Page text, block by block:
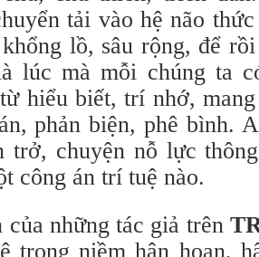
tải vào hệ não
lồ, sâu rộng, để
lúc mà mỗi chúng ta
từ hiểu biết, trí nhớ,
phản biện, phê bình.
trở, chuyện nỗ lực
công án trí tuệ nào.
của những tác giả trên
trong niềm hân hoan,